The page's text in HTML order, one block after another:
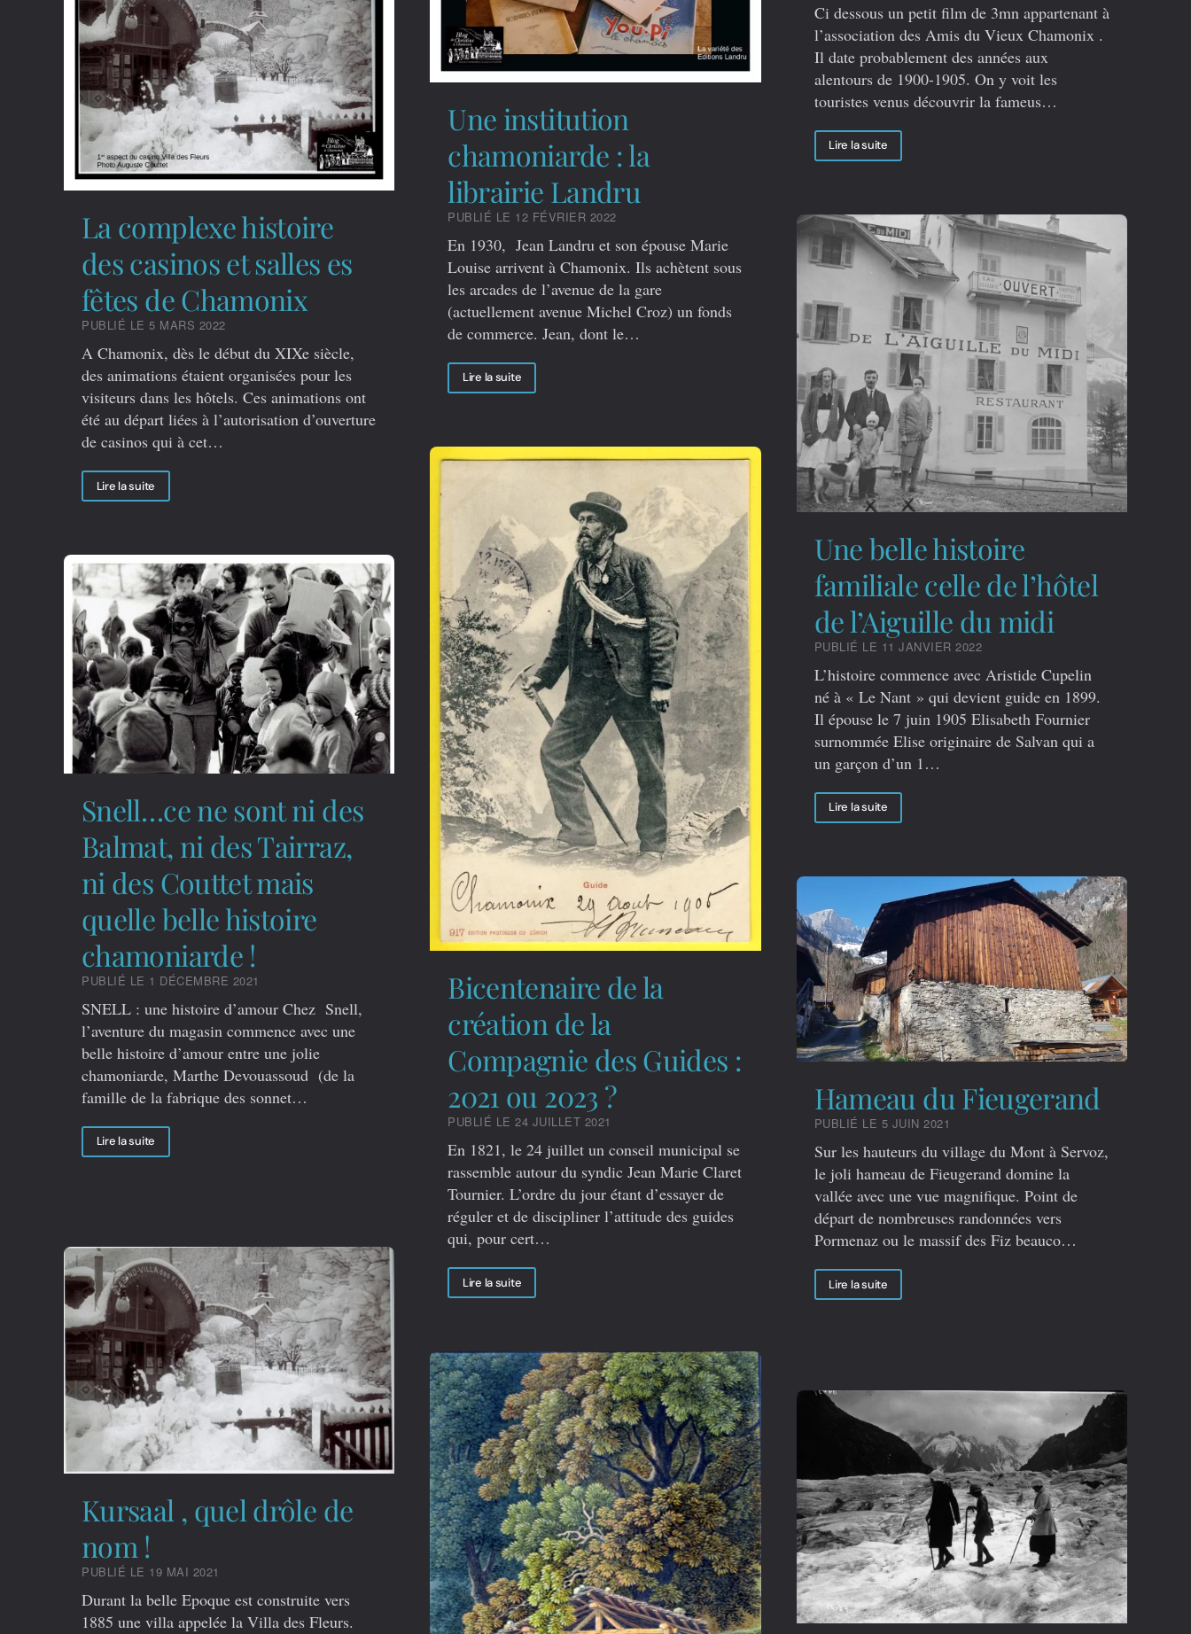
Ci dessous un petit film de 3mn appartenant à
l’association des Amis du Vieux Chamonix .
Il date probablement des années aux
alentours de 1900-1905. On y voit les
touristes venus découvrir la fameus…
Lire la suite
La complexe histoire
des casinos et salles es
fêtes de Chamonix
PUBLIÉ LE 5 MARS 2022
A Chamonix, dès le début du XIXe siècle,
des animations étaient organisées pour les
visiteurs dans les hôtels. Ces animations ont
été au départ liées à l’autorisation d’ouverture
de casinos qui à cet…
Lire la suite
Une institution
chamoniarde : la
librairie Landru
PUBLIÉ LE 12 FÉVRIER 2022
En 1930, Jean Landru et son épouse Marie
Louise arrivent à Chamonix. Ils achètent sous
les arcades de l’avenue de la gare
(actuellement avenue Michel Croz) un fonds
de commerce. Jean, dont le…
Lire la suite
Une belle histoire
familiale celle de l’hôtel
de l’Aiguille du midi
PUBLIÉ LE 11 JANVIER 2022
L’histoire commence avec Aristide Cupelin
né à « Le Nant » qui devient guide en 1899.
Il épouse le 7 juin 1905 Elisabeth Fournier
surnommée Elise originaire de Salvan qui a
un garçon d’un 1…
Lire la suite
Snell…ce ne sont ni des
Balmat, ni des Tairraz,
ni des Couttet mais
quelle belle histoire
chamoniarde !
PUBLIÉ LE 1 DÉCEMBRE 2021
SNELL : une histoire d’amour Chez Snell,
l’aventure du magasin commence avec une
belle histoire d’amour entre une jolie
chamoniarde, Marthe Devouassoud (de la
famille de la fabrique des sonnet…
Lire la suite
Bicentenaire de la
création de la
Compagnie des Guides :
2021 ou 2023 ?
PUBLIÉ LE 24 JUILLET 2021
En 1821, le 24 juillet un conseil municipal se
rassemble autour du syndic Jean Marie Claret
Tournier. L’ordre du jour étant d’essayer de
réguler et de discipliner l’attitude des guides
qui, pour cert…
Lire la suite
Hameau du Fieugerand
PUBLIÉ LE 5 JUIN 2021
Sur les hauteurs du village du Mont à Servoz,
le joli hameau de Fieugerand domine la
vallée avec une vue magnifique. Point de
départ de nombreuses randonnées vers
Pormenaz ou le massif des Fiz beauco…
Lire la suite
Kursaal , quel drôle de
nom !
PUBLIÉ LE 19 MAI 2021
Durant la belle Epoque est construite vers
1885 une villa appelée la Villa des Fleurs.